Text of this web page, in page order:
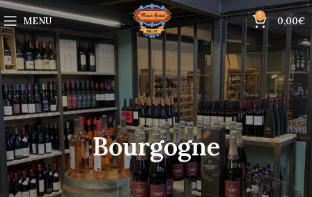
MENU 0 0,00€
Bourgogne